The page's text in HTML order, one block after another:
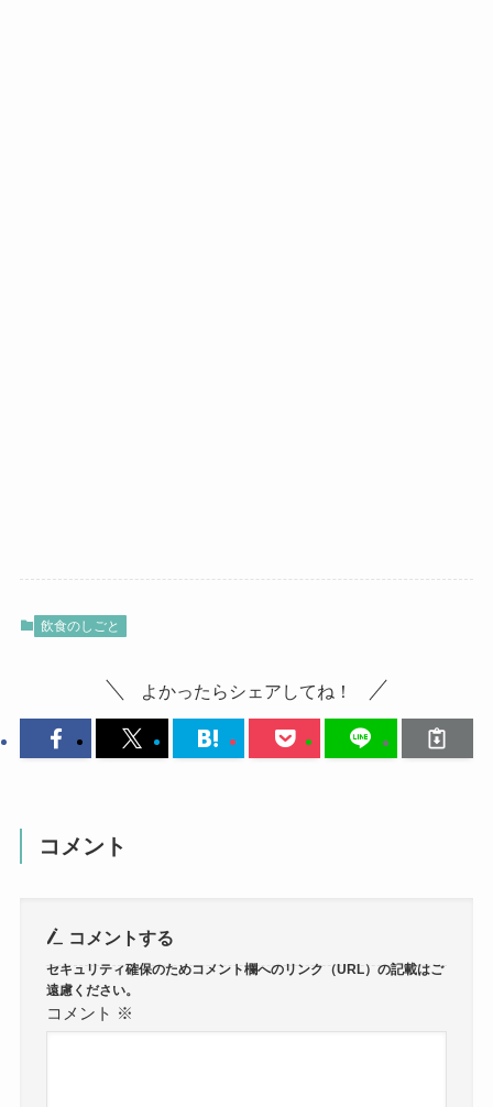
飲食のしごと
よかったらシェアしてね！
コメント
コメントする
コメント ※